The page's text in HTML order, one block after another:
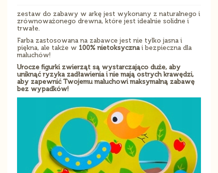
zestaw do zabawy w arkę jest wykonany z naturalnego i
zrównoważonego drewna, które jest idealnie solidne i
trwałe.
Farba zastosowana na zabawce jest nie tylko jasna i
piękna, ale także w 100% nietoksycznai bezpieczna dla
maluchów!
Urocze figurki zwierząt są wystarczająco duże, aby
uniknąć ryzyka zadławienia i nie mają ostrych krawędzi,
aby zapewnić Twojemu maluchowi maksymalną zabawę
bez wypadków!